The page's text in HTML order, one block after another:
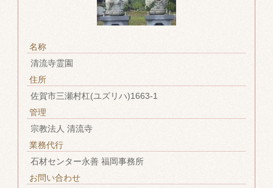
名称
清流寺霊園
住所
佐賀市三瀬村杠(ユズリハ)1663-1
管理
宗教法人 清流寺
業務代行
石材センター永善 福岡事務所
お問い合わせ